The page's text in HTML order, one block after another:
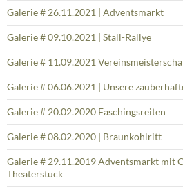
Galerie # 26.11.2021 | Adventsmarkt
Galerie # 09.10.2021 | Stall-Rallye
Galerie # 11.09.2021
Galerie # 06.06.2021 | Unsere
Galerie # 20.02.2020 Faschingsreiten
Galerie # 08.02.2020 | Braunkohlritt
Galerie # 29.11.2019 Adventsmarkt mit
Theaterstück